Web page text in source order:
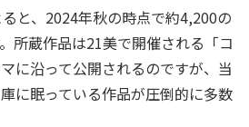
と、2024年秋の時点で約4,200の
所蔵作品は21美で開催される「コ
に沿って公開されるのですが、当
に眠っている作品が圧倒的に多数